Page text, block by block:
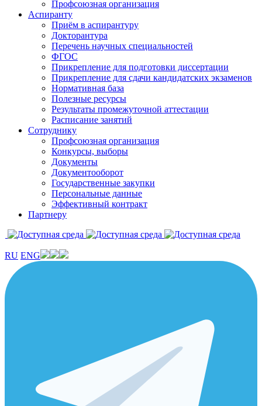
Профсоюзная организация
Аспиранту
Приём в аспирантуру
Докторантура
Перечень научных специальностей
ФГОС
Прикрепление для подготовки диссертации
Прикрепление для сдачи кандидатских экзаменов
Нормативная база
Полезные ресурсы
Результаты промежуточной аттестации
Расписание занятий
Сотруднику
Профсоюзная организация
Конкурсы, выборы
Документы
Документооборот
Государственные закупки
Персональные данные
Эффективный контракт
Партнеру
RU ENG